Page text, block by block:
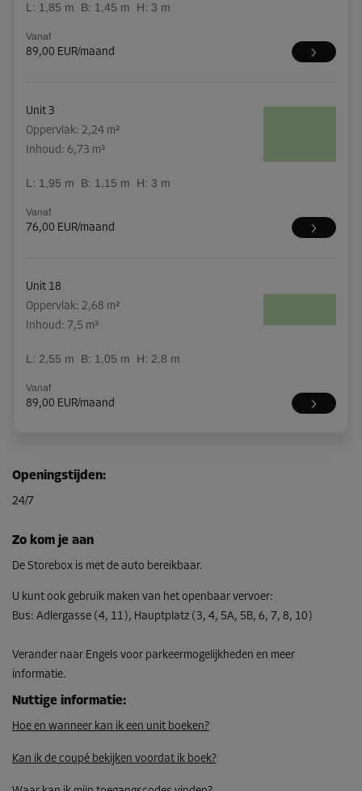
L: 1,85 m B: 1,45 m H: 3 m
Vanaf
89,00 EUR/maand
Unit 3
Oppervlak: 2,24 m²
Inhoud: 6,73 m³
L: 1,95 m B: 1,15 m H: 3 m
Vanaf
76,00 EUR/maand
Unit 18
Oppervlak: 2,68 m²
Inhoud: 7,5 m³
L: 2,55 m B: 1,05 m H: 2,8 m
Vanaf
89,00 EUR/maand
Oppervlak: 1,76 m²
Inhoud: 4,92 m³
L:1,85m B:
Vanaf
Oppervlak: 4,7 m²
Inhoud: 7,5 m³
2,55
135,00 EUR/maand
Openingstijden:
24/7
Zo kom je aan
De Storebox is met de auto bereikbaar.
U kunt ook gebruik maken van het openbaar vervoer:
Bus: Adlergasse (4, 11), Hauptplatz (3, 4, 5A, 5B, 6, 7, 8, 10)
Verander naar Engels voor parkeermogelijkheden en meer
informatie.
Nuttige informatie:
Hoe en wanneer kan ik een unit boeken?
Kan ik de coupé bekijken voordat ik boek?